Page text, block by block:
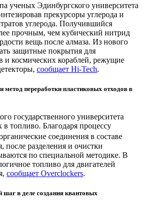
ученых Эдинбургского университета
прекурсоры углерода и
углерода. Получившийся
прочным, чем кубический нитрид
вещь после алмаза. Из нового
защитные покрытия для
и космических кораблей, режущие
сообщает Hi-Tech.
метод переработки пластиковых отходов в
государственного университета
в топливо. Благодаря процессу
соединения в составе
после разделения и очистки
по специальной методике. В
топливо для двигателей
сообщает Overclockers.
в деле создания квантовых